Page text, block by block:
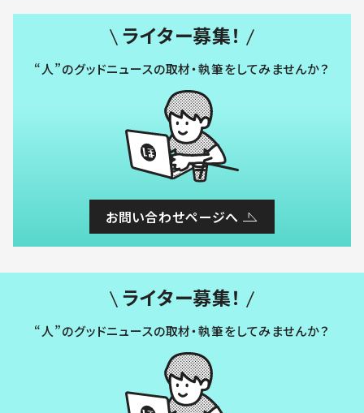
ライター募集！
“人”のグッドニュースの取材・執筆をしてみませんか？
お問い合わせページへ
ライター募集！
“人”のグッドニュースの取材・執筆をしてみませんか？